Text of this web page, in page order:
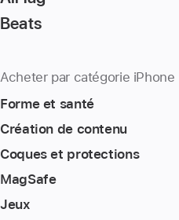
Beats
Acheter par catégorie iPhone
Forme et santé
Création de contenu
Coques et protections
MagSafe
Jeux